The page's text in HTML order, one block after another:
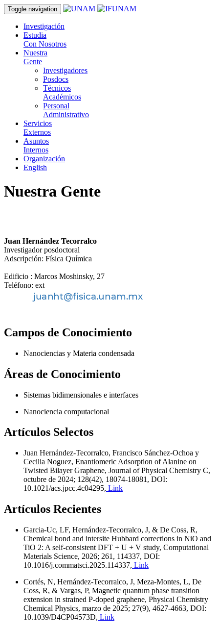
Toggle navigation
Investigación
Estudia
Con Nosotros
Nuestra
Gente
Investigadores
Posdocs
Técnicos
Académicos
Personal
Administrativo
Servicios
Externos
Asuntos
Internos
Organización
English
Nuestra Gente
Juan Hernández Tecorralco
Investigador posdoctoral
Adscripción: Física Química
Edificio : Marcos Moshinsky, 27
Teléfono: ext
Campos de Conocimiento
Nanociencias y Materia condensada
Áreas de Conocimiento
Sistemas bidimensionales e interfaces
Nanociencia computacional
Artículos Selectos
Juan Hernández-Tecorralco, Francisco Sánchez-Ochoa y
Cecilia Noguez, Enantiomeric Adsorption of Alanine on
Twisted Bilayer Graphene, Journal of Physical Chemistry C,
octubre de 2024; 128(42), 18074-18081, DOI:
10.1021/acs.jpcc.4c04295, Link
Artículos Recientes
Garcia-Uc, LF, Hernández-Tecorralco, J, & De Coss, R,
Chemical bond and intersite Hubbard corrections in NiO and
TiO 2: A self-consistent DFT + U + V study, Computational
Materials Science, 2026; 261, 114337, DOI:
10.1016/j.commatsci.2025.114337, Link
Cortés, N, Hernández-Tecorralco, J, Meza-Montes, L, De
Coss, R, & Vargas, P, Magnetic quantum phase transition
extension in strained P-doped graphene, Physical Chemistry
Chemical Physics, marzo de 2025; 27(9), 4627-4663, DOI:
10.1039/D4CP04573D, Link